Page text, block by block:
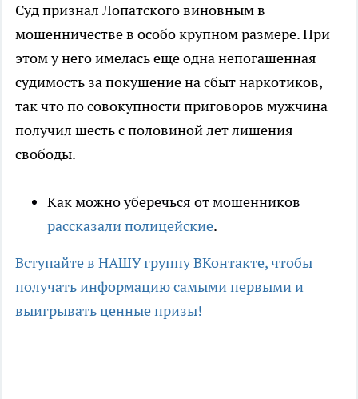
Суд признал Лопатского виновным в
мошенничестве в особо крупном размере. При
этом у него имелась еще одна непогашенная
судимость за покушение на сбыт наркотиков,
так что по совокупности приговоров мужчина
получил шесть с половиной лет лишения
свободы.
Как можно уберечься от мошенников
рассказали полицейские.
Вступайте в НАШУ группу ВКонтакте, чтобы
получать информацию самыми первыми и
выигрывать ценные призы!